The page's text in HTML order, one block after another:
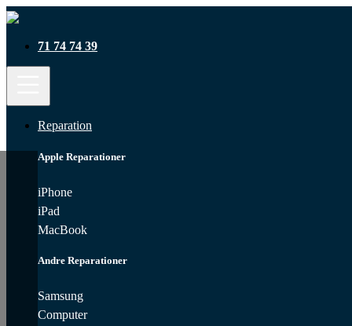
71 74 74 39
Reparation
Apple Reparationer
iPhone
iPad
MacBook
Andre Reparationer
Samsung
Computer